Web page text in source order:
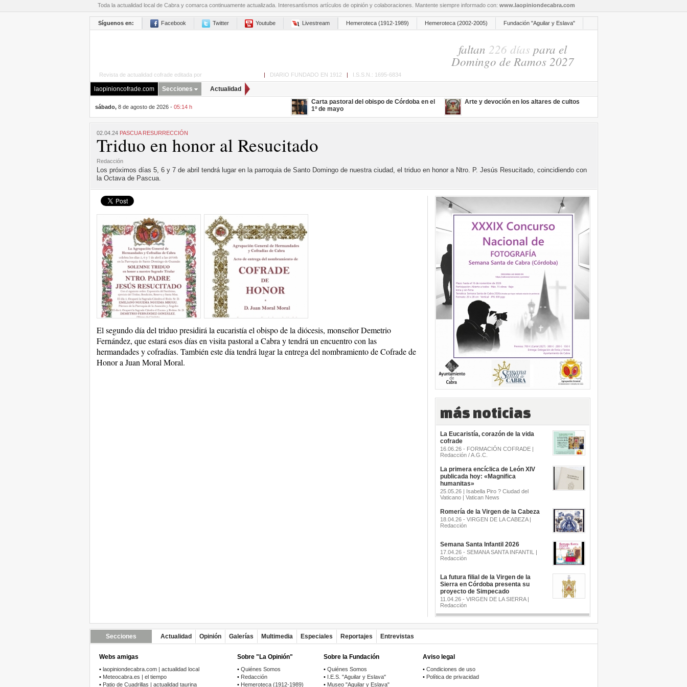
Toda la actualidad local de Cabra y comarca continuamente actualizada. Interesantísmos artículos de opinión y colaboraciones. Mantente siempre informado con: www.laopiniondecabra.com
Síguenos en: Facebook Twitter Youtube Livestream Hemeroteca (1912-1989) Hemeroteca (2002-2005) Fundación "Aguilar y Eslava"
faltan 226 días para el
Domingo de Ramos 2027
Revista de actualidad cofrade editada por | DIARIO FUNDADO EN 1912 | I.S.S.N.: 1695-6834
laopinioncofrade.com Secciones Actualidad
sábado,8 de agosto de 2026 - 05:14 h
Carta pastoral del obispo de Córdoba en el
1º de mayo
Arte y devoción en los altares de cultos
02.04.24 PASCUA RESURRECCIÓN
Triduo en honor al Resucitado
Redacción
Los próximos días 5, 6 y 7 de abril tendrá lugar en la parroquia de Santo Domingo de nuestra ciudad, el triduo en honor a Ntro. P. Jesús Resucitado, coincidiendo con
la Octava de Pascua.
El segundo día del triduo presidirá la eucaristía el obispo de la diócesis, monseñor Demetrio
Fernández, que estará esos días en visita pastoral a Cabra y tendrá un encuentro con las
hermandades y cofradías. También este día tendrá lugar la entrega del nombramiento de Cofrade de
Honor a Juan Moral Moral.
más noticias
La Eucaristía, corazón de la vida
cofrade
16.06.26 - FORMACIÓN COFRADE |
Redacción / A.G.C.
La primera encíclica de León XIV
publicada hoy: «Magnifica
humanitas»
25.05.26 | Isabella Piro ? Ciudad del
Vaticano | Vatican News
Romería de la Virgen de la Cabeza
18.04.26 - VIRGEN DE LA CABEZA |
Redacción
Semana Santa Infantil 2026
17.04.26 - SEMANA SANTA INFANTIL |
Redacción
La futura filial de la Virgen de la
Sierra en Córdoba presenta su
proyecto de Simpecado
11.04.26 - VIRGEN DE LA SIERRA |
Redacción
Secciones Actualidad Opinión Galerías Multimedia Especiales Reportajes Entrevistas
Webs amigas
• laopiniondecabra.com | actualidad local
• Meteocabra.es | el tiempo
• Patio de Cuadrillas | actualidad taurina
Sobre "La Opinión"
• Quiénes Somos
• Redacción
• Hemeroteca (1912-1989)
Sobre la Fundación
• Quiénes Somos
• I.E.S. "Aguilar y Eslava"
• Museo "Aguilar y Eslava"
Aviso legal
• Condiciones de uso
• Política de privacidad